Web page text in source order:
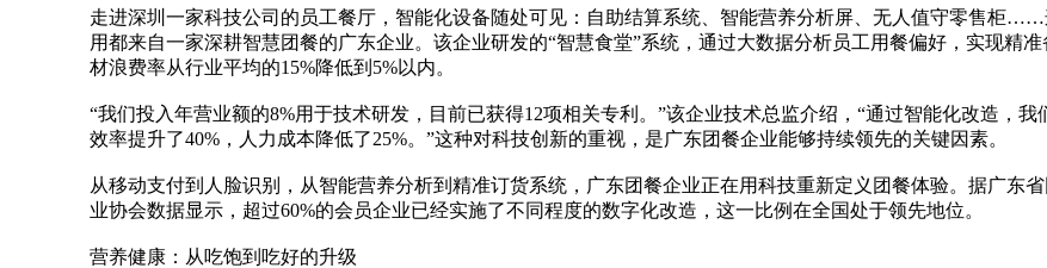
走进深圳一家科技公司的员工餐厅，智能化设备随处可见：自助结算系统、智能营养分析屏、无人值守零售柜
用都来自一家深耕智慧团餐的广东企业。该企业研发的“智慧食堂”系统，通过大数据分析员工用餐偏好，实现精
材浪费率从行业平均的15%降低到5%以内。
“我们投入年营业额的8%用于技术研发，目前已获得12项相关专利。”该企业技术总监介绍，“通过智能化改造，我
效率提升了40%，人力成本降低了25%。”这种对科技创新的重视，是广东团餐企业能够持续领先的关键因素。
从移动支付到人脸识别，从智能营养分析到精准订货系统，广东团餐企业正在用科技重新定义团餐体验。据广东
业协会数据显示，超过60%的会员企业已经实施了不同程度的数字化改造，这一比例在全国处于领先地位。
营养健康：从吃饱到吃好的升级